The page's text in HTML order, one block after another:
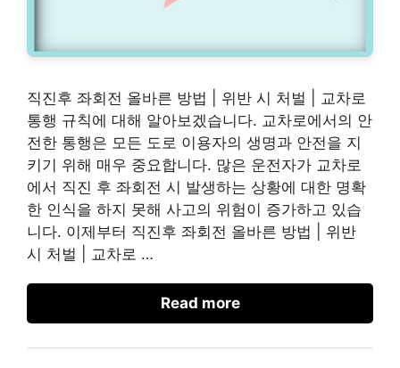
직진후 좌회전 올바른 방법 | 위반 시 처벌 | 교차로
통행 규칙에 대해 알아보겠습니다. 교차로에서의 안
전한 통행은 모든 도로 이용자의 생명과 안전을 지
키기 위해 매우 중요합니다. 많은 운전자가 교차로
에서 직진 후 좌회전 시 발생하는 상황에 대한 명확
한 인식을 하지 못해 사고의 위험이 증가하고 있습
니다. 이제부터 직진후 좌회전 올바른 방법 | 위반
시 처벌 | 교차로 …
Read more